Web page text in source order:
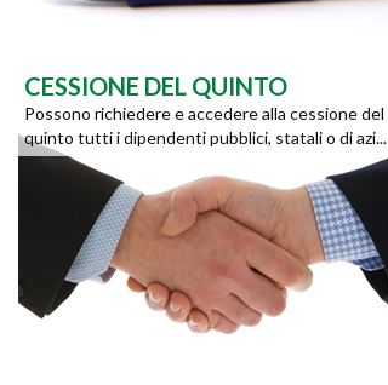
CESSIONE DEL QUINTO
Possono richiedere e accedere alla cessione del
quinto tutti i dipendenti pubblici, statali o di azi...